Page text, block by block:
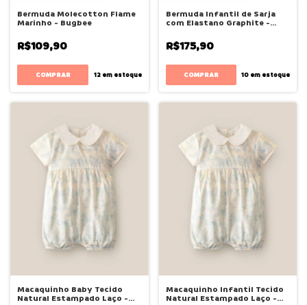
Bermuda Molecotton Flame
Marinho - Bugbee
R$109,90
COMPRAR 12em estoque
Bermuda Infantil de Sarja
com Elastano Graphite -
R$175,90
COMPRAR 10 em estoque
Macaquinho Baby Tecido
Natural Estampado Laço -
Macaquinho Infantil Tecido
Natural Estampado Laço -